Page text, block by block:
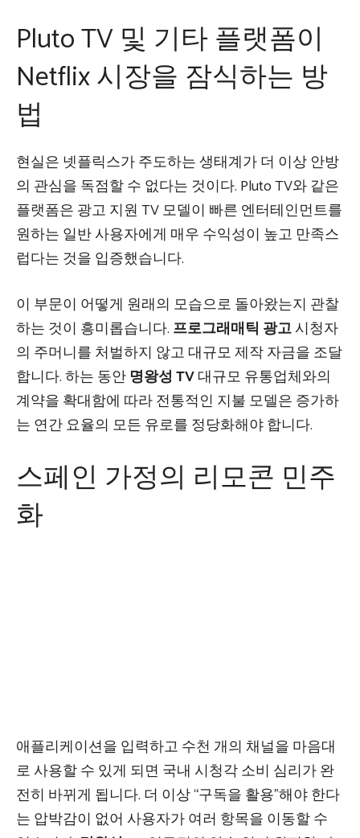
Pluto TV 및 기타 플랫폼이
Netflix 시장을 잠식하는 방
법
현실은 넷플릭스가 주도하는 생태계가 더 이상 안방
의 관심을 독점할 수 없다는 것이다. Pluto TV와 같은
플랫폼은 광고 지원 TV 모델이 빠른 엔터테인먼트를
원하는 일반 사용자에게 매우 수익성이 높고 만족스
럽다는 것을 입증했습니다.
이 부문이 어떻게 원래의 모습으로 돌아왔는지 관찰
하는 것이 흥미롭습니다. 프로그래매틱 광고시청자
의 주머니를 처벌하지 않고 대규모 제작 자금을 조달
합니다. 하는 동안 명왕성 TV대규모 유통업체와의
계약을 확대함에 따라 전통적인 지불 모델은 증가하
는 연간 요율의 모든 유로를 정당화해야 합니다.
스페인 가정의 리모콘 민주
화
애플리케이션을 입력하고 수천 개의 채널을 마음대
로 사용할 수 있게 되면 국내 시청각 소비 심리가 완
전히 바뀌게 됩니다. 더 이상 “구독을 활용”해야 한다
는 압박감이 없어 사용자가 여러 항목을 이동할 수